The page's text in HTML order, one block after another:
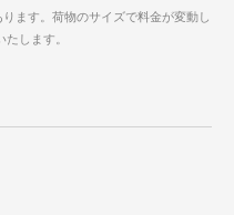
ます。荷物のサイズで料金が変動し
たします。